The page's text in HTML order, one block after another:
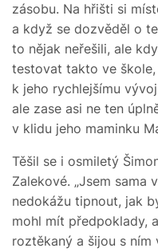
zásobu. Na hřišti si
a když se dozvěděl o
to nějak neřešili, ale
testovat takto ve
k jeho rychlejšímu
ale zase asi ne ten
v klidu jeho maminku
Těšil se i osmiletý
Zalekové. „Jsem sama
nedokážu tipnout, jak
mohl mít předpoklady,
roztěkaný a šijou s ním